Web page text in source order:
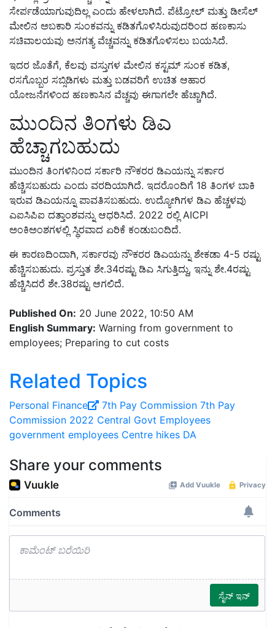
ಸೇರ್ಪಡೆಯಾಗುವುದಿಲ್ಲ ಎಂದು ಹೇಳಲಾಗಿದೆ. ಪೆಟ್ರೋಲ್ ಮತ್ತು ಡೀಸೆಲ್
ಮೇಲಿನ ಅಬಕಾರಿ ಸುಂಕವನ್ನು ಕಡಿತಗೊಳಿಸಿರುವುದರಿಂದ ಹಣಕಾಸು
ಸಚಿವಾಲಯವು ಅನಗತ್ಯ ವೆಚ್ಚವನ್ನು ಕಡಿತಗೊಳಿಸಲು ಬಯಸಿದೆ.
ಇದರ ಜೊತೆಗೆ, ಕೆಲವು ವಸ್ತುಗಳ ಮೇಲಿನ ಕಸ್ಟಮ್ ಸುಂಕ ಕಡಿತ,
ರಸಗೊಬ್ಬರ ಸಬ್ಸಿಡಿಗಳು ಮತ್ತು ಬಡವರಿಗೆ ಉಚಿತ ಆಹಾರ
ಯೋಜನೆಗಳಿಂದ ಹಣಕಾಸಿನ ವೆಚ್ಚವು ಈಗಾಗಲೇ ಹೆಚ್ಚಾಗಿದೆ.
ಮುಂದಿನ ತಿಂಗಳು ಡಿಎ
ಹೆಚ್ಚಾಗಬಹುದು
ಮುಂದಿನ ತಿಂಗಳಿನಿಂದ ಸರ್ಕಾರಿ ನೌಕರರ ಡಿಎಯನ್ನು ಸರ್ಕಾರ
ಹೆಚ್ಚಿಸಬಹುದು ಎಂದು ವರದಿಯಾಗಿದೆ. ಇದರೊಂದಿಗೆ 18 ತಿಂಗಳ ಬಾಕಿ
ಇರುವ ಡಿಎಯನ್ನೂ ಪಾವತಿಸಬಹುದು. ಉದ್ಯೋಗಿಗಳ ಡಿಎ ಹೆಚ್ಚಳವು
ಎಐಸಿಪಿಐ ದತ್ತಾಂಶವನ್ನು ಆಧರಿಸಿದೆ. 2022 ರಲ್ಲಿ AICPI
ಅಂಕಿಅಂಶಗಳಲ್ಲಿ ಸ್ಥಿರವಾದ ಏರಿಕೆ ಕಂಡುಬಂದಿದೆ.
ಈ ಕಾರಣದಿಂದಾಗಿ, ಸರ್ಕಾರವು ನೌಕರರ ಡಿಎಯನ್ನು ಶೇಕಡಾ 4-5 ರಷ್ಟು
ಹೆಚ್ಚಿಸಬಹುದು. ಪ್ರಸ್ತುತ ಶೇ.34ರಷ್ಟು ಡಿಎ ಸಿಗುತ್ತಿದ್ದು, ಇನ್ನು ಶೇ.4ರಷ್ಟು
ಹೆಚ್ಚಿಸಿದರೆ ಶೇ.38ರಷ್ಟು ಆಗಲಿದೆ.
Published On: 20 June 2022, 10:50 AM
English Summary: Warning from government to
employees; Preparing to cut costs
Related Topics
Personal Finance 7th Pay Commission 7th Pay
Commission 2022 Central Govt Employees
government employees Centre hikes DA
Share your comments